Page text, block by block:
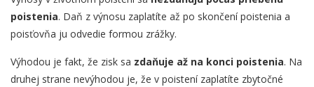
poistenia. Daň z výnosu zaplatíte až po skončení poistenia a
poisťovňa ju odvedie formou zrážky.
Výhodou je fakt, že zisk sa zdaňuje až na konci poistenia. Na
druhej strane nevýhodou je, že v poistení zaplatíte zbytočné